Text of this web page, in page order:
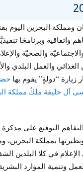
البحرين اليوم
تفاهم واتفاقية وبرنامجًا
والصحيّة
الغذائي والعمل البلدي
زيارة “دولةٍ” يقوم بها
آل خليفة ملكُ مملكة
التوقيع على
بمملكة
الإعلام في كلا البلدين
وتنمية الموارد